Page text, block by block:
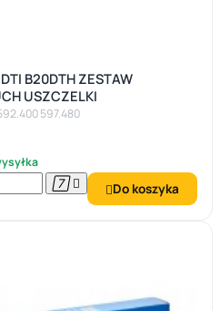
B20DTH ZESTAW
USZCZELKI
597.480
  Do koszyka